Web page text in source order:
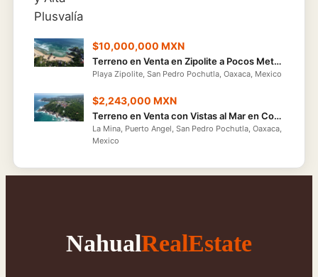
$10,000,000 MXN
Terreno en Venta en Zipolite a Pocos Metros de la Playa,1,468 m² con Vistas al Mar
Playa Zipolite, San Pedro Pochutla, Oaxaca, Mexico
$2,243,000 MXN
Terreno en Venta con Vistas al Mar en Condominio Privado, La Mina
La Mina, Puerto Angel, San Pedro Pochutla, Oaxaca,
Mexico
NahualRealEstate